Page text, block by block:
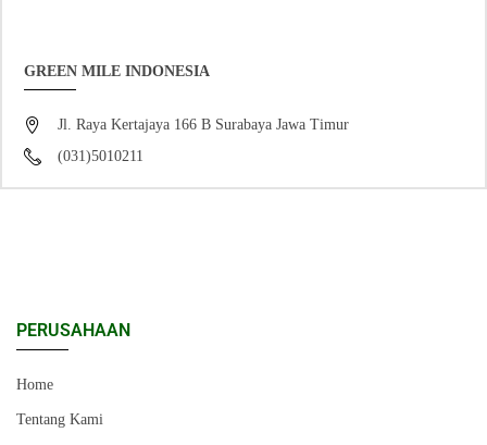
GREEN MILE INDONESIA
Jl. Raya Kertajaya 166 B Surabaya Jawa Timur
(031)5010211
PERUSAHAAN
Home
Tentang Kami